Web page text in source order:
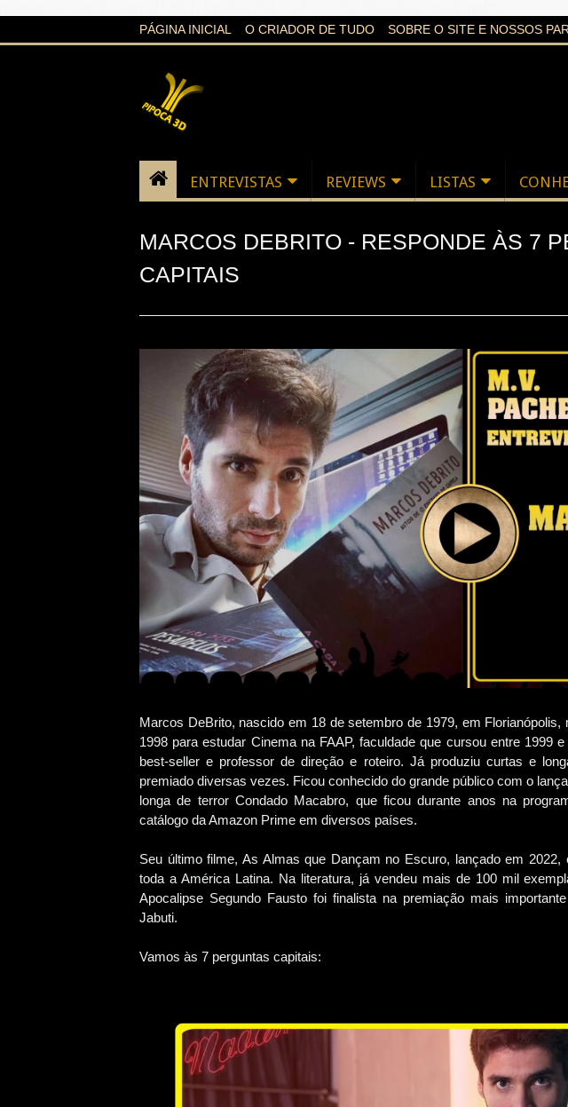
PÁGINA INICIAL O CRIADOR DE TUDO SOBRE O SITE E NOSSOS
ENTREVISTAS REVIEWS LISTAS
MARCOS DEBRITO - RESPONDE ÀS 7
CAPITAIS
Marcos DeBrito, nascido em 18 de setembro de 1979, em Florianópolis,
1998 para estudar Cinema na FAAP, faculdade que cursou entre 1999
best-seller e professor de direção e roteiro. Já produziu curtas e
premiado diversas vezes. Ficou conhecido do grande público com o
longa de terror Condado Macabro, que ficou durante anos na
catálogo da Amazon Prime em diversos países.
Seu último filme, As Almas que Dançam no Escuro, lançado em 2022,
toda a América Latina. Na literatura, já vendeu mais de 100 mil
Apocalipse Segundo Fausto foi finalista na premiação mais
Jabuti.
Vamos às 7 perguntas capitais: